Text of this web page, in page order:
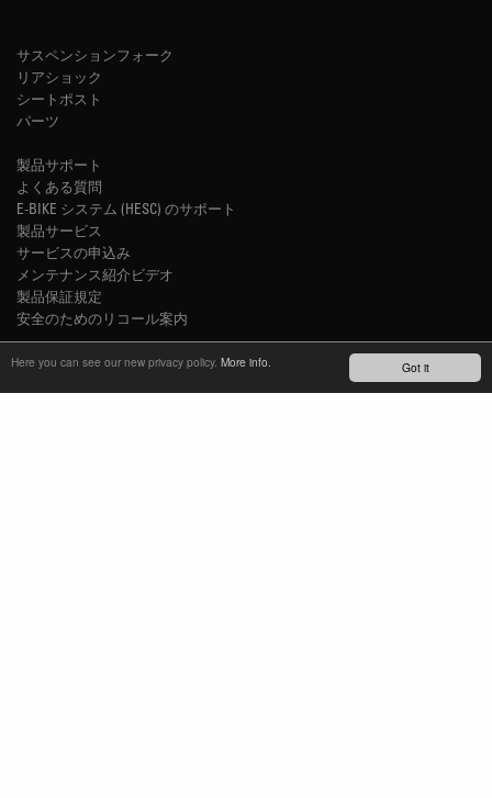
Got it
Here you can see our new privacy policy. More info.
サスペンションフォーク
リアショック
シートポスト
パーツ
製品サポート
よくある質問
E-BIKE システム (HESC) のサポート
製品サービス
サービスの申込み
メンテナンス紹介ビデオ
製品保証規定
安全のためのリコール案内
ニュース